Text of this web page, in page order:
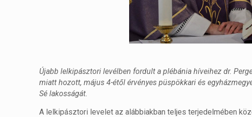
Újabb lelkipásztori levélben fordult a plébánia híveihez dr.
miatt hozott, május 4-étől érvényes püspökkari és
Sé lakosságát.
A lelkipásztori levelet az alábbiakban teljes terjedelmében